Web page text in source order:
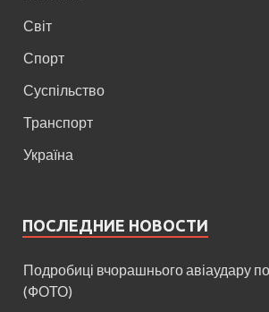
Світ
Спорт
Суспільство
Транспорт
Україна
ПОСЛЕДНИЕ НОВОСТИ
Подробиці вчорашнього авіаудару
(ФОТО)